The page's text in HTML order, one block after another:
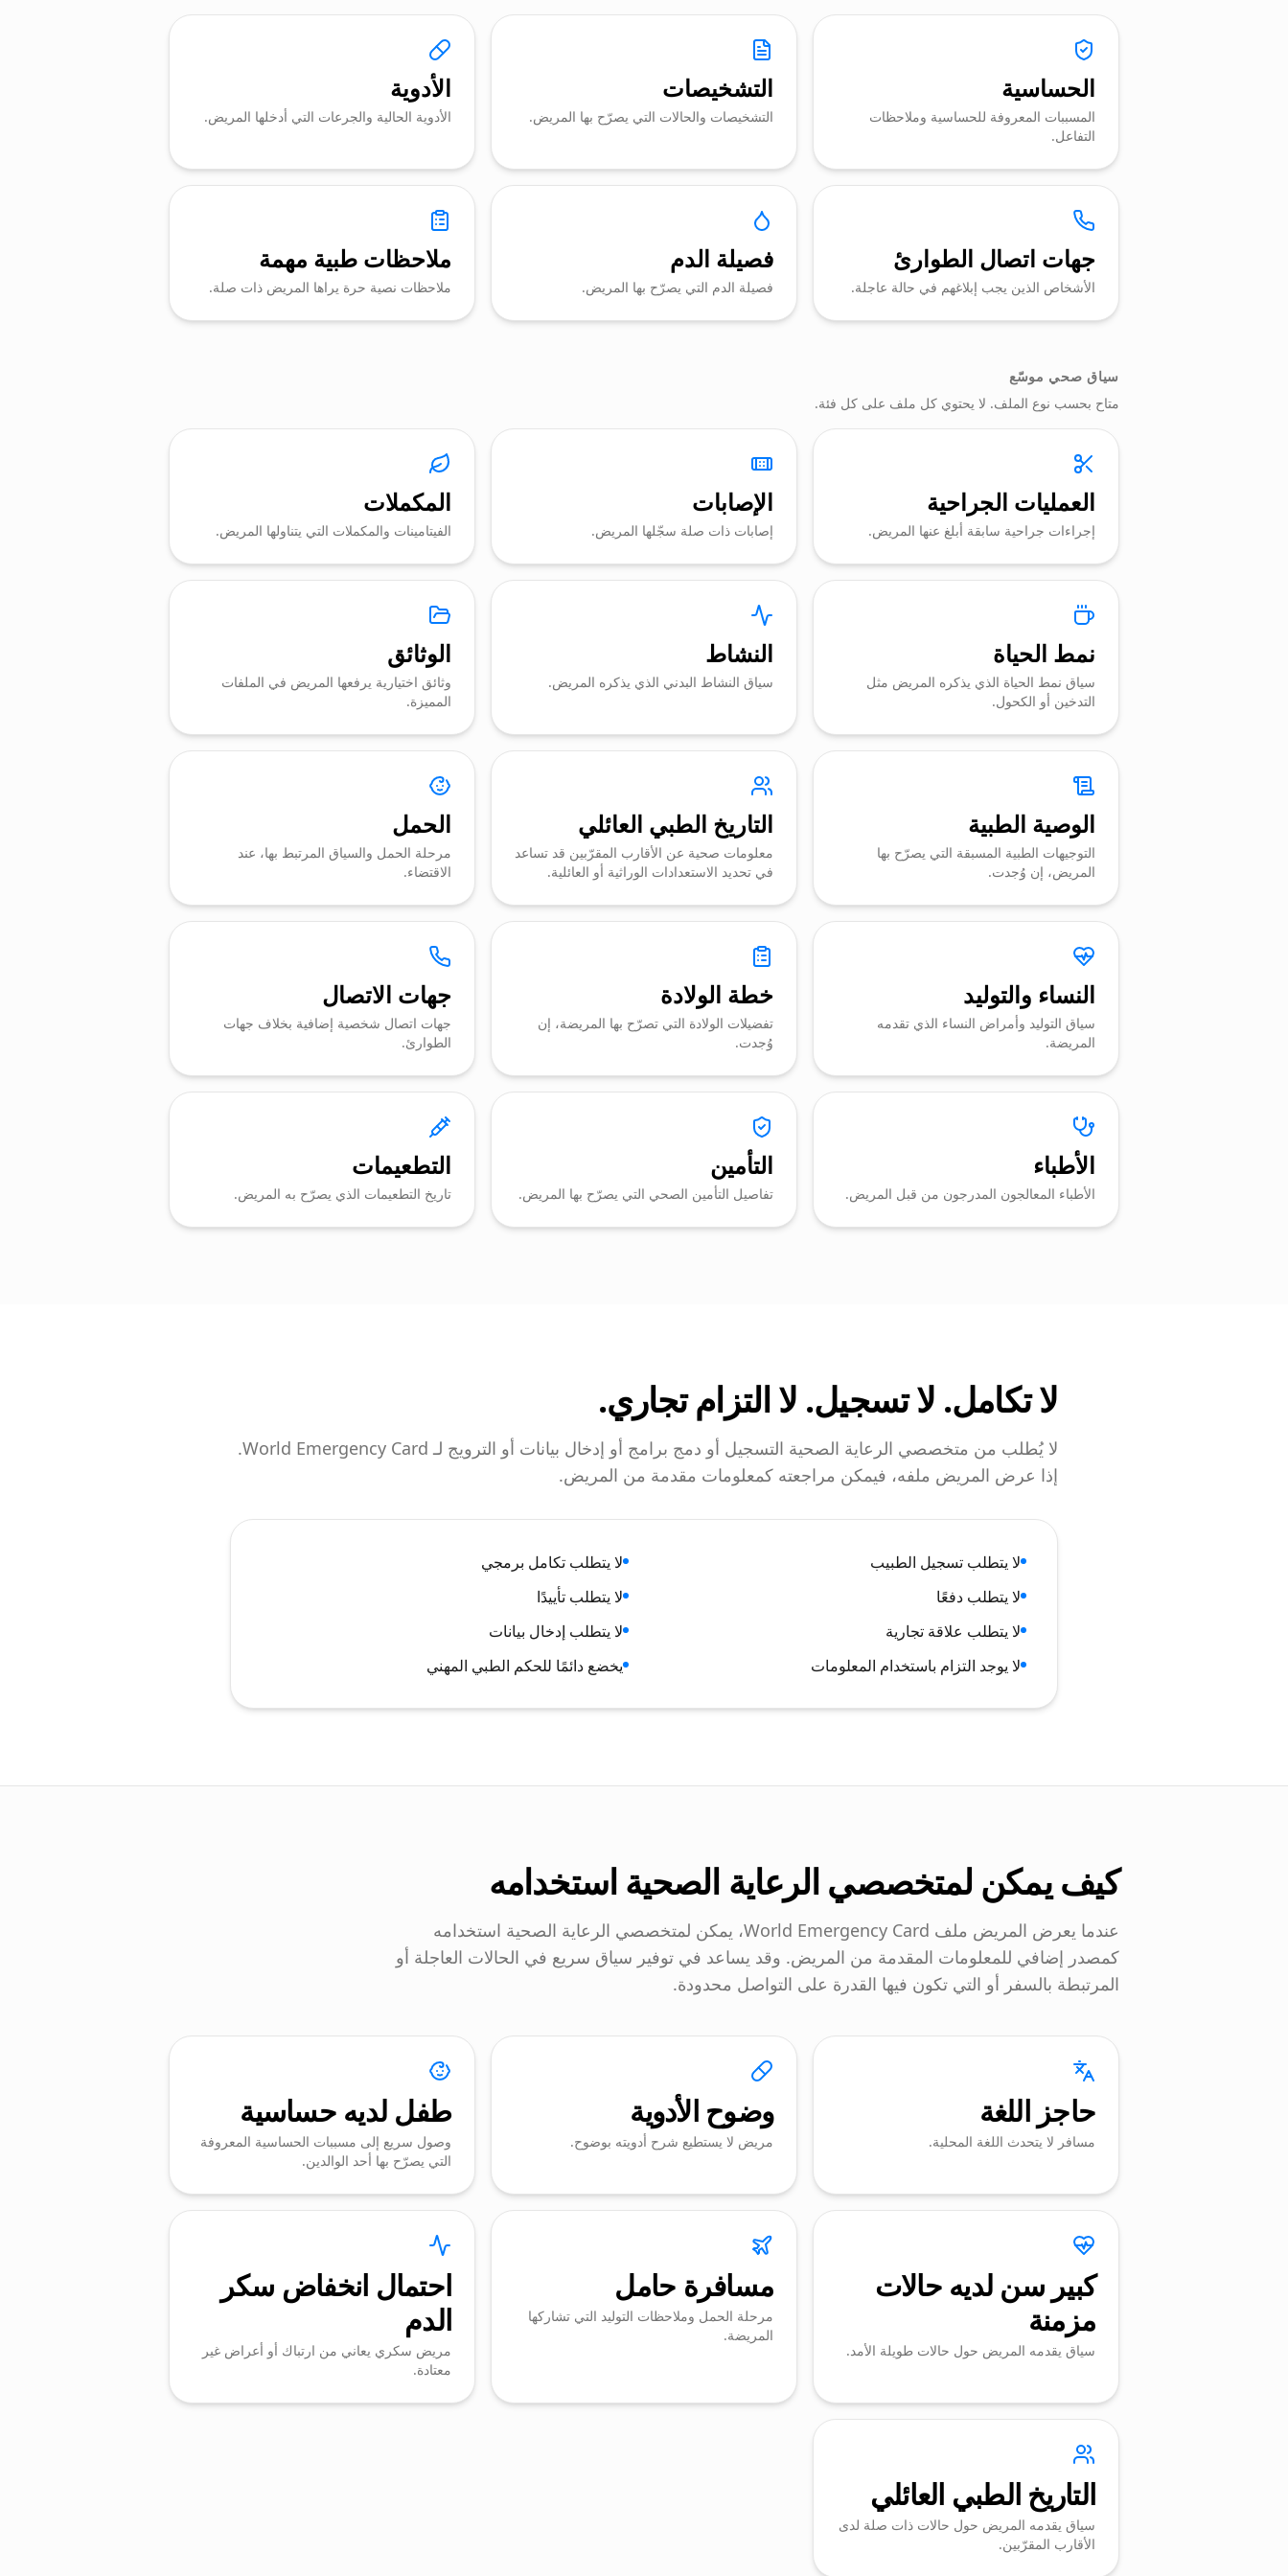
الحساسية
المسببات المعروفة للحساسية وملاحظات
التفاعل.
التشخيصات
التشخيصات والحالات التي يصرّح بها المريض.
الأدوية
الأدوية الحالية والجرعات التي أدخلها المريض.
جهات اتصال الطوارئ
الأشخاص الذين يجب إبلاغهم في حالة عاجلة.
فصيلة الدم
فصيلة الدم التي يصرّح بها المريض.
ملاحظات طبية مهمة
ملاحظات نصية حرة يراها المريض ذات صلة.
سياق صحي موسّع
متاح بحسب نوع الملف. لا يحتوي كل ملف على كل فئة.
العمليات الجراحية
إجراءات جراحية سابقة أبلغ عنها المريض.
الإصابات
إصابات ذات صلة سجّلها المريض.
المكملات
الفيتامينات والمكملات التي يتناولها المريض.
نمط الحياة
سياق نمط الحياة الذي يذكره المريض مثل
التدخين أو الكحول.
النشاط
سياق النشاط البدني الذي يذكره المريض.
الوثائق
وثائق اختيارية يرفعها المريض في الملفات
المميزة.
الوصية الطبية
التوجيهات الطبية المسبقة التي يصرّح بها
المريض، إن وُجدت.
التاريخ الطبي العائلي
معلومات صحية عن الأقارب المقرّبين قد تساعد
في تحديد الاستعدادات الوراثية أو العائلية.
الحمل
مرحلة الحمل والسياق المرتبط بها، عند
الاقتضاء.
النساء والتوليد
سياق التوليد وأمراض النساء الذي تقدمه
المريضة.
خطة الولادة
تفضيلات الولادة التي تصرّح بها المريضة، إن
وُجدت.
جهات الاتصال
جهات اتصال شخصية إضافية بخلاف جهات
الطوارئ.
الأطباء
الأطباء المعالجون المدرجون من قبل المريض.
التأمين
تفاصيل التأمين الصحي التي يصرّح بها المريض.
التطعيمات
تاريخ التطعيمات الذي يصرّح به المريض.
لا تكامل. لا تسجيل. لا التزام تجاري.
لا يُطلب من متخصصي الرعاية الصحية التسجيل أو دمج برامج أو إدخال بيانات أو الترويج لـ World Emergency Card.
إذا عرض المريض ملفه، فيمكن مراجعته كمعلومات مقدمة من المريض.
لا يتطلب تسجيل الطبيب
لا يتطلب تكامل برمجي
لا يتطلب دفعًا
لا يتطلب تأييدًا
لا يتطلب علاقة تجارية
لا يتطلب إدخال بيانات
لا يوجد التزام باستخدام المعلومات
يخضع دائمًا للحكم الطبي المهني
كيف يمكن لمتخصصي الرعاية الصحية استخدامه
عندما يعرض المريض ملف World Emergency Card، يمكن لمتخصصي الرعاية الصحية استخدامه
كمصدر إضافي للمعلومات المقدمة من المريض. وقد يساعد في توفير سياق سريع في الحالات العاجلة أو
المرتبطة بالسفر أو التي تكون فيها القدرة على التواصل محدودة.
حاجز اللغة
مسافر لا يتحدث اللغة المحلية.
وضوح الأدوية
مريض لا يستطيع شرح أدويته بوضوح.
طفل لديه حساسية
وصول سريع إلى مسببات الحساسية المعروفة
التي يصرّح بها أحد الوالدين.
كبير سن لديه حالات
مزمنة
سياق يقدمه المريض حول حالات طويلة الأمد.
مسافرة حامل
مرحلة الحمل وملاحظات التوليد التي تشاركها
المريضة.
احتمال انخفاض سكر
الدم
مريض سكري يعاني من ارتباك أو أعراض غير
معتادة.
التاريخ الطبي العائلي
سياق يقدمه المريض حول حالات ذات صلة لدى
الأقارب المقرّبين.